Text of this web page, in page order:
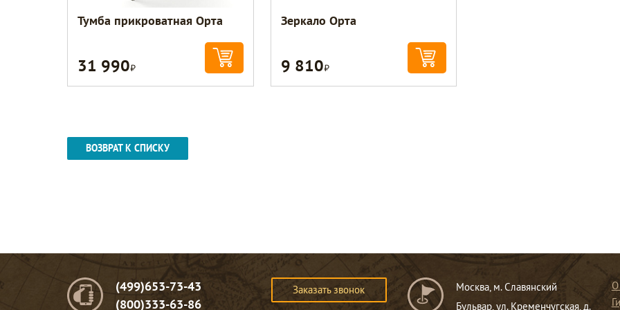
Тумба прикроватная Орта
31 990Р
Зеркало Орта
9 810Р
ВОЗВРАТ К СПИСКУ
(499)653-73-43
(800)333-63-86
Заказать звонок
Москва, м. Славянский
Бульвар, ул. Кременчугская, д.
О